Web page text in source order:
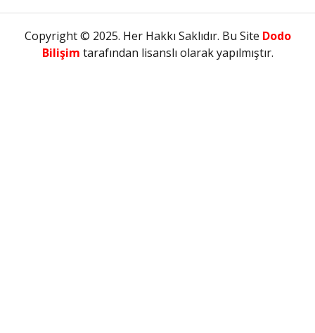
Copyright © 2025. Her Hakkı Saklıdır. Bu Site Dodo
Bilişim tarafından lisanslı olarak yapılmıştır.